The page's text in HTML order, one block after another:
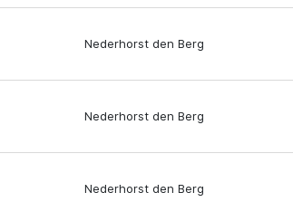
Nederhorst den Berg
Nederhorst den Berg
Nederhorst den Berg